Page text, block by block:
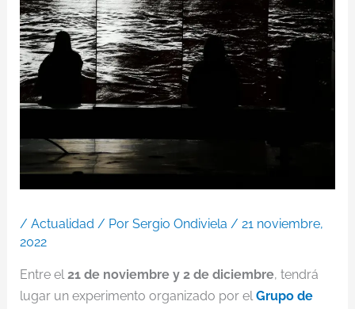
/ Actualidad / Por Sergio Ondiviela / 21 noviembre,
2022
Entre el21 de noviembre y 2 de diciembre, tendrá
lugar un experimento organizado por el Grupo de